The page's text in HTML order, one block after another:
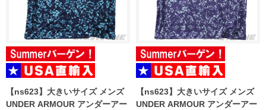
【ns623】大きいサイズ メンズ
UNDER ARMOUR アンダーアー
【ns623】大きいサイズ メンズ
UNDER ARMOUR アンダーアー